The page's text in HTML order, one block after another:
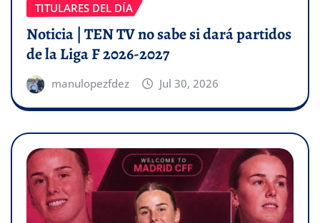
TITULARES DEL DÍA
Noticia | TEN TV no sabe si dará partidos
de la Liga F 2026-2027
manulopezfdez Jul 30, 2026